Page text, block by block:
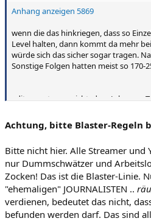
Anhang anzeigen 5869
wenn die das hinkriegen, dass so
Level halten, dann kommt da mehr
würde sich das sicher sogar tragen.
Sonstige Folgen hatten meist so 170-
edit: wusste gar nicht, dass John nen
Achtung, bitte Blaster-Regeln
Bitte nicht hier. Alle Streamer und
nur Dummschwätzer und
Zocken! Das ist die Blaster-Linie.
"ehemaligen" JOURNALISTEN ..
verdienen, bedeutet das nicht,
befunden werden darf. Das sind